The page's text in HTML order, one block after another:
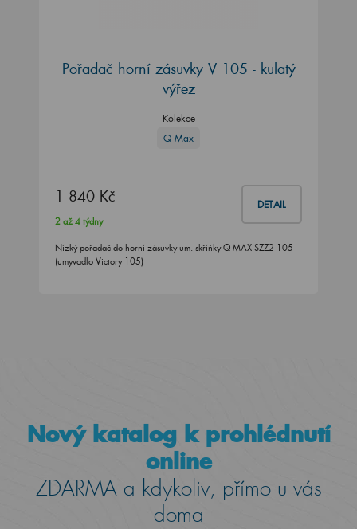
Pořadač horní zásuvky V 105 - kulatý
výřez
Kolekce
Q Max
1 840 Kč DETAIL
2 až 4 týdny
Nízký pořadač do horní zásuvky um. skříňky Q MAX SZZ2 105
(umyvadlo Victory 105)
Nový katalog k prohlédnutí
online
ZDARMA a kdykoliv, přímo u vás
doma